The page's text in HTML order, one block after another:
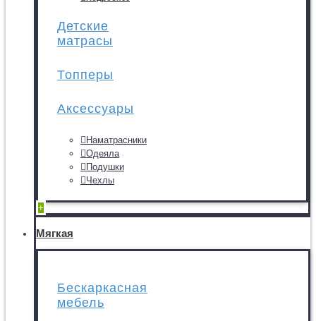
Детские
матрасы
Топперы
Аксессуары
Наматрасники
Одеяла
Подушки
Чехлы
+
Мягкая
Бескаркасная
мебель